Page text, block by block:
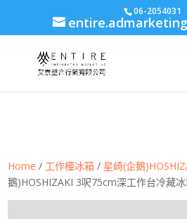
body{font-family: arial,"Microsoft06-2054031
Home / 工作檯冰箱 / 星崎(企鵝
鵝)HOSHIZAKI 3呎75cm深工作台冷藏